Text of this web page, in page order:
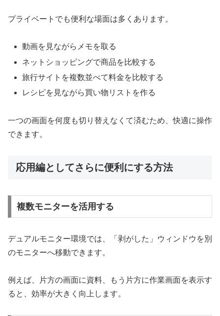
プライベートでも便利な場面は多くあります。
動画を見ながらメモを取る
ネットショッピングで商品を比較する
旅行サイトを複数並べて料金を比較する
レシピを見ながら買い物リストを作る
一つの画面を何度も切り替えなくて済むため、快適に操作
できます。
応用編としてさらに便利にする方法
複数モニターを活用する
デュアルモニター環境では、「剥がした」ウィンドウを別
のモニターへ移動できます。
例えば、片方の画面に資料、もう片方に作業画面を表示す
ると、効率が大きく向上します。